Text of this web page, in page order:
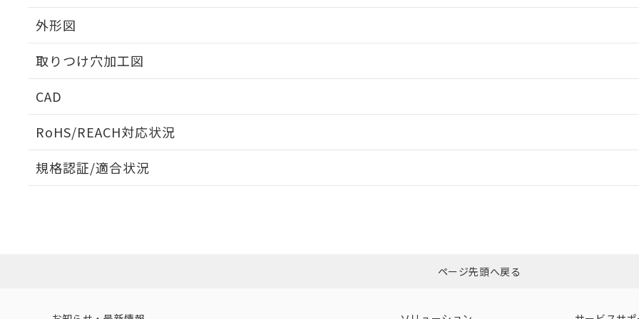
外形図
取りつけ穴加工図
CAD
RoHS/REACH対応状況
EU RoHS 注意事項・凡例
ダウンロードはこちら
規格認証/適合状況
ページ先頭へ戻る